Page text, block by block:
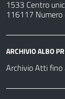
1533 Centro
116117 Numero
ARCHIVIO ALBO
Archivio Atti